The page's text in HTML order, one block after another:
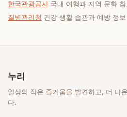
한국관광공사 국내 여행과 지역 문화
질병관리청 건강 생활 습관과 예방 정보
누리
일상의 작은 즐거움을 발견하고, 더 나
다.